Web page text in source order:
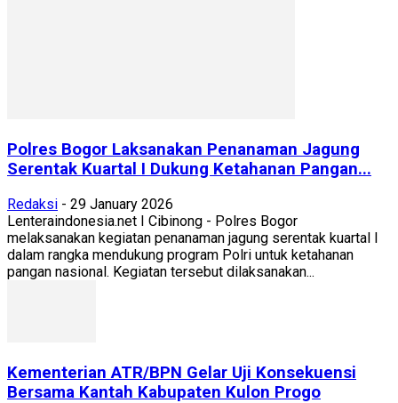
Polres Bogor Laksanakan Penanaman Jagung
Serentak Kuartal I Dukung Ketahanan Pangan...
Redaksi - 29 January 2026
Lenteraindonesia.net I Cibinong - Polres Bogor
melaksanakan kegiatan penanaman jagung serentak kuartal I
dalam rangka mendukung program Polri untuk ketahanan
pangan nasional. Kegiatan tersebut dilaksanakan...
Kementerian ATR/BPN Gelar Uji Konsekuensi
Bersama Kantah Kabupaten Kulon Progo